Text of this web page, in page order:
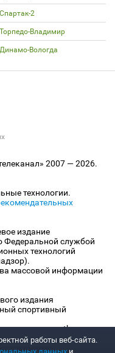
Спартак-2
Торпедо-Владимир
Динамо-Вологда
2007 — 2026.
технологии.
издание
Федеральной службой
технологий
массовой информации
издания
спортивный
«www.sportbox.ru»:
издания
работы веб-сайта.